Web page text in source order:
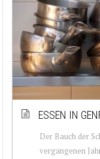
ESSEN IN
Der Bauch der
vergangenen